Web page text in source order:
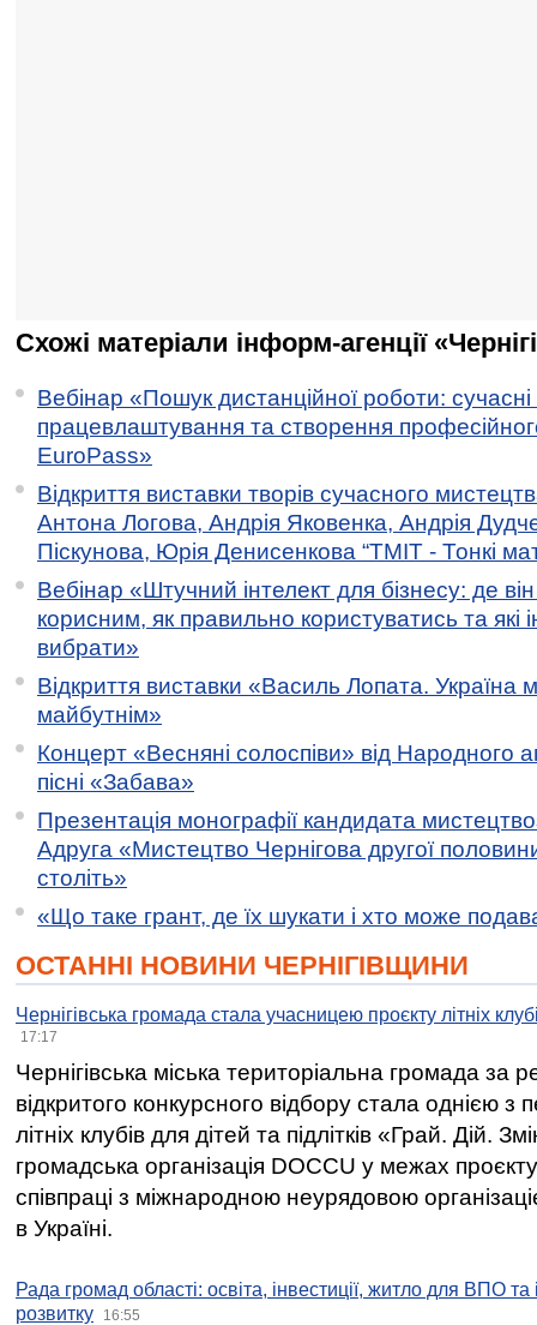
Схожі матеріали інформ-агенції
Вебінар «Пошук дистанційної роботи:
працевлаштування та створення
EuroPass»
Відкриття виставки творів сучасного
Антона Логова, Андрія Яковенка, Андрія
Піскунова, Юрія Денисенкова “ТМІТ - Тонкі
Вебінар «Штучний інтелект для бізнесу: де
корисним, як правильно користуватись та які
вибрати»
Відкриття виставки «Василь Лопата. Україна
майбутнім»
Концерт «Весняні солоспіви» від Народного
пісні «Забава»
Презентація монографії кандидата
Адруга «Мистецтво Чернігова другої
століть»
«Що таке грант, де їх шукати і хто може
ОСТАННІ НОВИНИ ЧЕРНІГІВЩИНИ
Чернігівська громада стала учасницею проєкту літніх
17:17
Чернігівська міська територіальна громада за
відкритого конкурсного відбору стала однією
літніх клубів для дітей та підлітків «Грай. Дій.
громадська організація DOCCU у межах
співпраці з міжнародною неурядовою
в Україні.
Рада громад області: освіта, інвестиції, житло для ВПО
розвитку
16:55